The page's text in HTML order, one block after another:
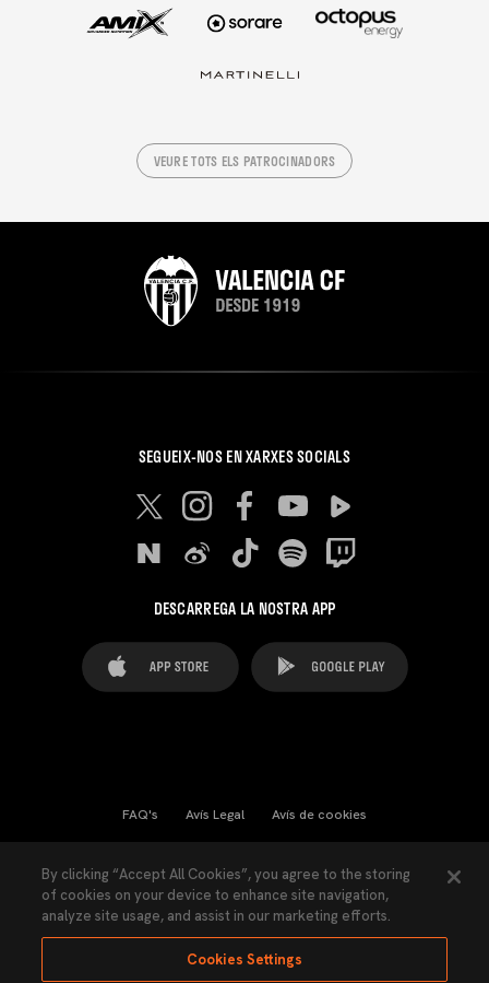
VEURE TOTS ELS PATROCINADORS
SEGUEIX-NOS EN XARXES SOCIALS
DESCARREGA LA NOSTRA APP
FAQ's Avís Legal Avís de cookies
Llei de Transparència Política de Privacitat
Accessibilitat
By clicking “Accept All Cookies”, you agree to the storing
of cookies on your device to enhance site navigation,
analyze site usage, and assist in our marketing efforts.
Cookies Settings